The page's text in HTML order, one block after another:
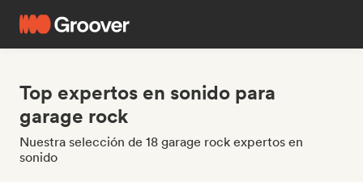
Top expertos en sonido para
garage rock
Nuestra selección de 18 garage rock expertos en
sonido